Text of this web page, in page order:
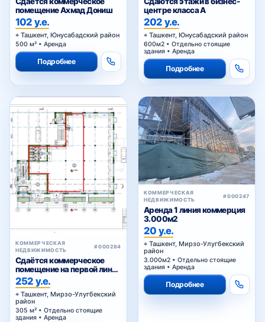
помещение Ахмад Дониш
102 у.е.
Ташкент, Юнусабадский район
500 м² • Аренда
Подробнее
центре класса A
202 у.е.
Ташкент, Юнусабадский район
600м2 • Отдельно стоящие
здания • Аренда
Подробнее
КОММЕРЧЕСКАЯ
НЕДВИЖИМОСТЬ
#000284
Сдаётся коммерческое
помещение на первой линии
Сайрам
252 у.е.
Ташкент, Мирзо-Улугбекский
район
305 м² • Отдельно стоящие
здания • Аренда
КОММЕРЧЕСКАЯ
НЕДВИЖИМОСТЬ
#000247
Аренда 1 линия коммерция
3.000м2
20 у.е.
Ташкент, Мирзо-Улугбекский
район
3.000м2 • Отдельно стоящие
здания • Аренда
Подробнее